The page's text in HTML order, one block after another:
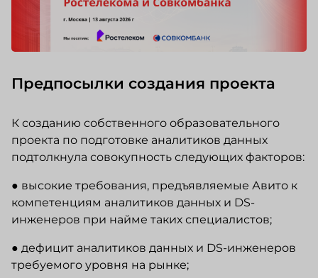
Предпосылки создания проекта
К созданию собственного образовательного
проекта по подготовке аналитиков данных
подтолкнула совокупность следующих факторов:
● высокие требования, предъявляемые Авито к
компетенциям аналитиков данных и DS-
инженеров при найме таких специалистов;
● дефицит аналитиков данных и DS-инженеров
требуемого уровня на рынке;